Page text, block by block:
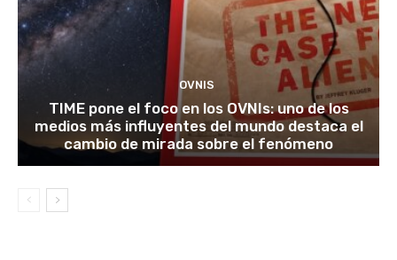
OVNIS
TIME pone el foco en los OVNIs: uno de los
medios más influyentes del mundo destaca el
cambio de mirada sobre el fenómeno